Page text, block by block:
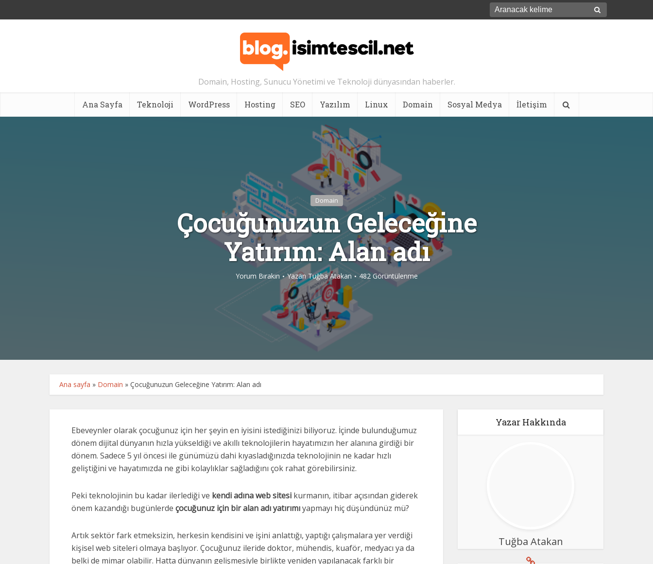
Domain, Hosting, Sunucu Yönetimi ve Teknoloji dünyasından haberler.
Ana Sayfa Teknoloji WordPress Hosting SEO Yazılım Linux Domain Sosyal Medya İletişim
Domain
Çocuğunuzun Geleceğine
Yatırım: Alan adı
Yorum Bırakın Yazan Tuğba Atakan 482 Görüntülenme
Ana sayfa » Domain » Çocuğunuzun Geleceğine Yatırım: Alan adı
Ebeveynler olarak çocuğunuz için her şeyin en iyisini istediğinizi biliyoruz. İçinde bulunduğumuz
dönem dijital dünyanın hızla yükseldiği ve akıllı teknolojilerin hayatımızın her alanına girdiği bir
dönem. Sadece 5 yıl öncesi ile günümüzü dahi kıyasladığınızda teknolojinin ne kadar hızlı
geliştiğini ve hayatımızda ne gibi kolaylıklar sağladığını çok rahat görebilirsiniz.
Peki teknolojinin bu kadar ilerlediği ve kendi adına web sitesi kurmanın, itibar açısından giderek
önem kazandığı bugünlerde çocuğunuz için bir alan adı yatırımıyapmayı hiç düşündünüz mü?
Artık sektör fark etmeksizin, herkesin kendisini ve işini anlattığı, yaptığı çalışmalara yer verdiği
kişisel web siteleri olmaya başlıyor. Çocuğunuz ileride doktor, mühendis, kuaför, medyacı ya da
belki de mimar olabilir. Hatta dünyanın gelişmesiyle birlikte yeniden yapılanacak farklı bir
Yazar Hakkında
Tuğba Atakan